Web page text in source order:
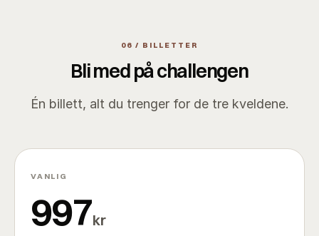
06 / BILLETTER
Bli med på challengen
Én billett, alt du trenger for de tre kveldene.
VANLIG
997kr